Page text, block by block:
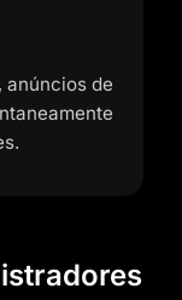
anúncios de